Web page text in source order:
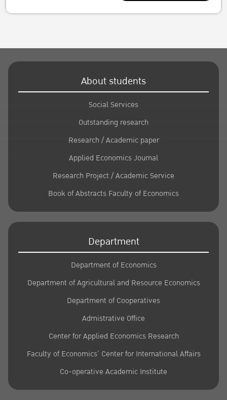
About students
Social Services
Outstanding research
Research / Academic paper
Applied Economics Journal
Research Project / Academic Service
Book of Abstracts Faculty of Economics
Department
Department of Economics
Department of Agricultural and Resource Economics
Department of Cooperatives
Admistrative Office
Center for Applied Economics Research
Faculty of Economics’ Center for International Affairs
Co-operative Academic Institute